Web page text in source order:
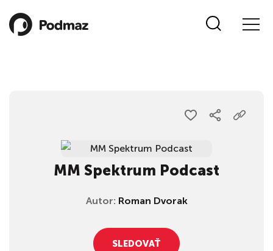
MM Spektrum Podcast
Autor: Roman Dvorak
SLEDOVAŤ